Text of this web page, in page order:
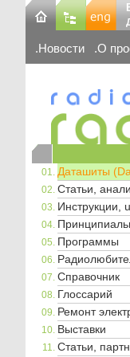
Новости О
Даташиты
Статьи,
Инструкции,
Программы
Справочник
Глоссарий
Ремонт
Выставки
Статьи,